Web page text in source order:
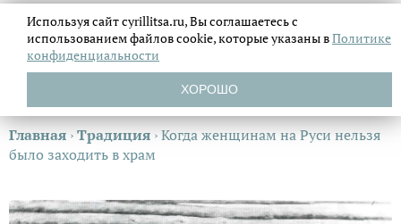
Главная ›Традиция ›Когда женщинам на Руси нельзя
было заходить в храм
Используя сайт cyrillitsa.ru, Вы соглашаетесь с
использованием файловcookie, которые указаны вПолитике
конфиденциальности
ХОРОШО